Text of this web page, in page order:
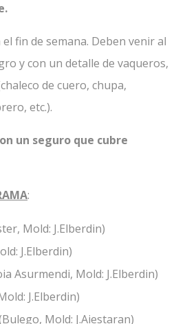
fin de semana. Deben venir al
y con un detalle de vaqueros,
de cuero, chupa,
etc.).
un seguro que cubre
:
Mold: J.Elberdin)
J.Elberdin)
Asurmendi, Mold: J.Elberdin)
J.Elberdin)
Mold: J.Aiestaran)